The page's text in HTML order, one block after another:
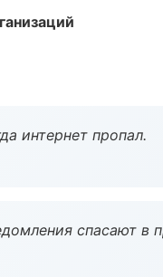
интернет пропал.
спасают в